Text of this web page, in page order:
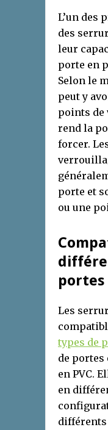
L’un des
des
leur
porte en
Selon le
peut y
points de
rend la
forcer.
porte et
ou une
portes
Les
types de
de portes
en PVC.
en
différents